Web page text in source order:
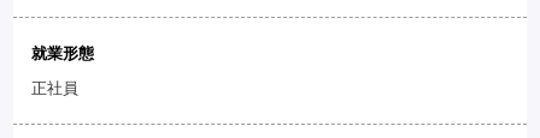
就業形態
正社員